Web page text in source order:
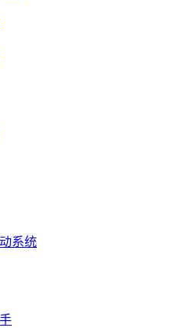
系统